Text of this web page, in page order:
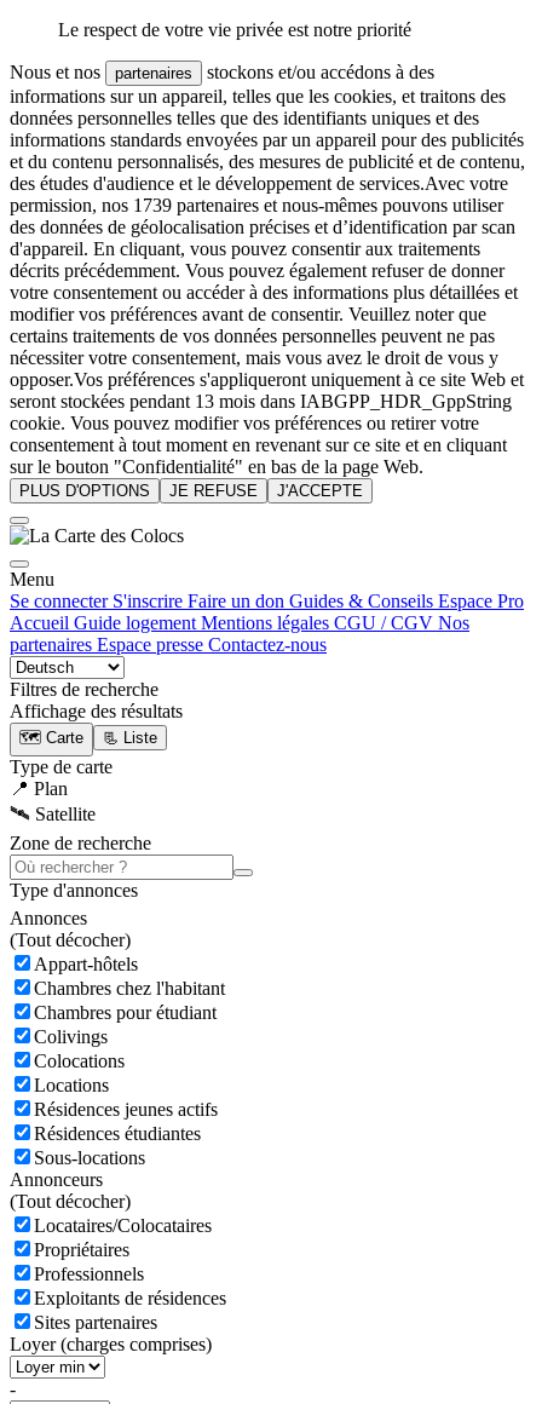
Le respect de votre vie privée est notre priorité
Nous et nos partenaires
stockons et/ou accédons à des
informations sur un appareil, telles que les cookies, et traitons des
données personnelles telles que des identifiants uniques et des
informations standards envoyées par un appareil pour des publicités
et du contenu personnalisés, des mesures de publicité et de contenu,
des études d'audience et le développement de services.Avec votre
permission, nos 1739 partenaires et nous-mêmes pouvons utiliser
des données de géolocalisation précises et d’identification par scan
d'appareil. En cliquant, vous pouvez consentir aux traitements
décrits précédemment. Vous pouvez également refuser de donner
votre consentement ou accéder à des informations plus détaillées et
modifier vos préférences avant de consentir. Veuillez noter que
certains traitements de vos données personnelles peuvent ne pas
nécessiter votre consentement, mais vous avez le droit de vous y
opposer.Vos préférences s'appliqueront uniquement à ce site Web et
seront stockées pendant 13 mois dans IABGPP_HDR_GppString
cookie. Vous pouvez modifier vos préférences ou retirer votre
consentement à tout moment en revenant sur ce site et en cliquant
sur le bouton "Confidentialité" en bas de la page Web.
PLUS D'OPTIONS JE REFUSE J'ACCEPTE
Menu
Se connecter S'inscrire Faire un don Guides & Conseils Espace Pro
Accueil Guide logement Mentions légales CGU / CGV Nos
partenaires Espace presse Contactez-nous
Filtres de recherche
Affichage des résultats
🗺️ Carte 📃 Liste
Type de carte
📍 Plan
🛰️ Satellite
Zone de recherche
Type d'annonces
Annonces
(Tout décocher)
Appart-hôtels
Chambres chez l'habitant
Chambres pour étudiant
Colivings
Colocations
Locations
Résidences jeunes actifs
Résidences étudiantes
Sous-locations
Annonceurs
(Tout décocher)
Locataires/Colocataires
Propriétaires
Professionnels
Exploitants de résidences
Sites partenaires
Loyer (charges comprises)
-